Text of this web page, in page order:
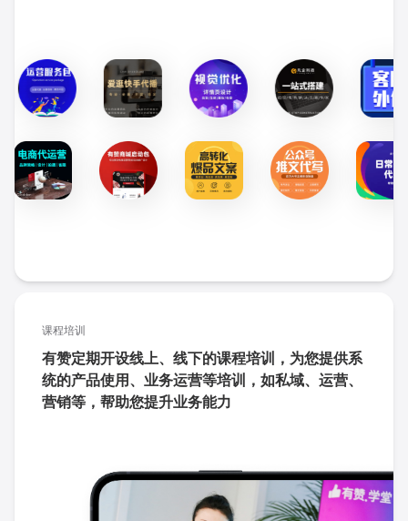
课程培训
有赞定期开设线上、线下的课程培训，为您提供系
统的产品使用、业务运营等培训，如私域、运营、
营销等，帮助您提升业务能力